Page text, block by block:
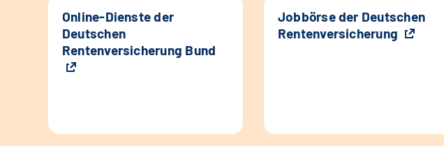
Online-Dienste der
Deutschen
Rentenversicherung Bund
Jobbörse der Deutschen
Rentenversicherung